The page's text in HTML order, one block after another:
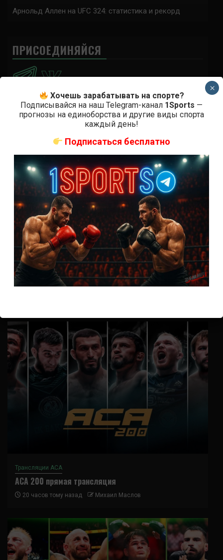
Арнольд Аллен на UFC 324: статистика и рекорд
ПРИСОЕДИНЯЙСЯ
АнонимнокДоминик Круз — Деметриус Джонсон
А как смотреть с ноутбука?
Анонимно Расписание боев UFC
Кусок говна ты, существом даже нельзя ,такое как ты назвать!
АнонимнокКонор МакГрегор
УЧ
АнонимнокРэнди Браун — Николас Далби
не запускается ни один бой, реклама есть, а когда
заканчивается начинается загрузка видео длиною в жизнь.
Исправьте пожалуйста
Трансляции ACA
ACA 200 прямая трансляция
20 часов тому назад Михаил Маслов
Хочешь зарабатывать на спорте?
Подписывайся на наш Telegram-канал 1Sports —
прогнозы на единоборства и другие виды спорта
каждый день!
Подписаться бесплатно
×